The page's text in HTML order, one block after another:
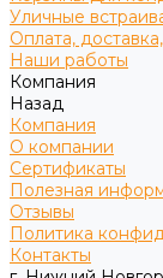
Уличные
Оплата,
Наши работы
Компания
Назад
Компания
О компании
Сертификаты
Полезная
Отзывы
Политика
Контакты